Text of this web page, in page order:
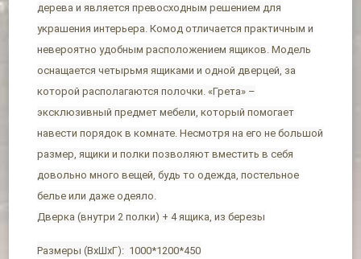
дерева и является превосходным решением для
украшения интерьера. Комод отличается практичным и
невероятно удобным расположением ящиков. Модель
оснащается четырьмя ящиками и одной дверцей, за
которой располагаются полочки. «Грета» –
эксклюзивный предмет мебели, который помогает
навести порядок в комнате. Несмотря на его не большой
размер, ящики и полки позволяют вместить в себя
довольно много вещей, будь то одежда, постельное
белье или даже одеяло.
Дверка (внутри 2 полки) + 4 ящика, из березы
Размеры (ВхШхГ): 1000*1200*450